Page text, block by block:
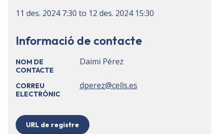
11 des. 2024 7:30 to 12 des. 2024 15:30
Informació de contacte
NOM DE
CONTACTE
Daimi Pérez
CORREU
ELECTRÒNIC
dperez@cells.es
URL de registre